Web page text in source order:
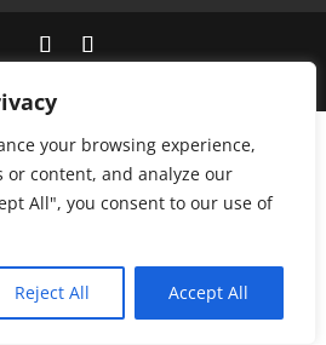
your browsing experience,
or content, and analyze our
All", you consent to our use of
Reject All Accept All